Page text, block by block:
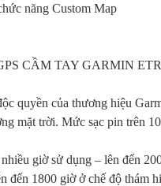
năng Custom Map
CẦM TAY GARMIN
quyền của thương hiệu
mặt trời. Mức sạc pin trên
giờ sử dụng – lên đến
đến 1800 giờ ở chế độ thám